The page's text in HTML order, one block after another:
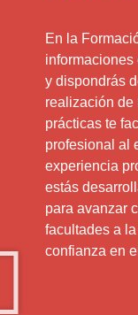
En la
informaciones
y dispondrás
realización de
prácticas te
profesional al
experiencia
estás
para avanzar
facultades a
confianza en